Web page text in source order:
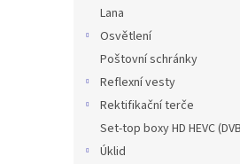
Lana
Osvětlení
Poštovní schránky
Reflexní vesty
Rektifikační terče
Set-top boxy HD HEVC
Úklid